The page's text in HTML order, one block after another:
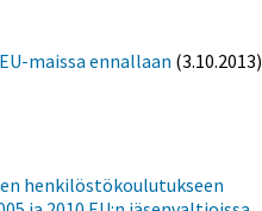
maissa ennallaan (3.10.2013)
henkilöstökoulutukseen